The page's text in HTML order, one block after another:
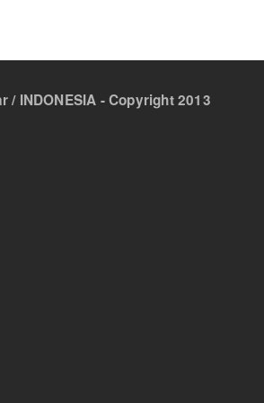
/ INDONESIA - Copyright 2013